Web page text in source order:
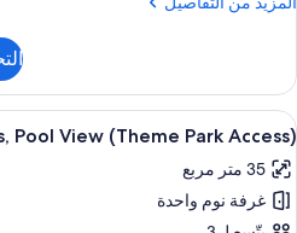
Pool
Park
Access)
Artist
Room,
1
King
Bed,
Pool
View
استعراض
جميع
صور
Artist
8
Pool View (Theme Park Access)
35 متر مربع
غرفة نوم واحدة